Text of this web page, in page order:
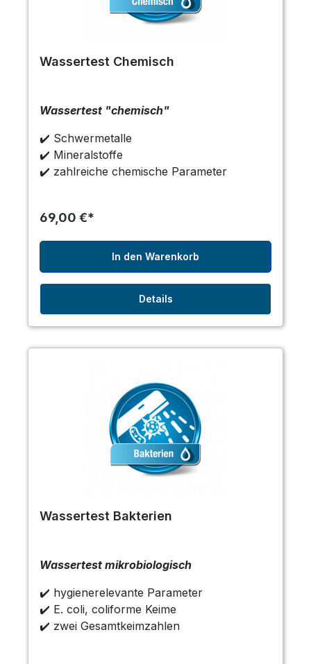
Wassertest Chemisch
Wassertest "chemisch"
✔️ Schwermetalle
✔️ Mineralstoffe
✔️ zahlreiche chemische Parameter
69,00 €*
In den Warenkorb
Details
Wassertest Bakterien
Wassertest mikrobiologisch
✔️ hygienerelevante Parameter
✔️ E. coli, coliforme Keime
✔️ zwei Gesamtkeimzahlen